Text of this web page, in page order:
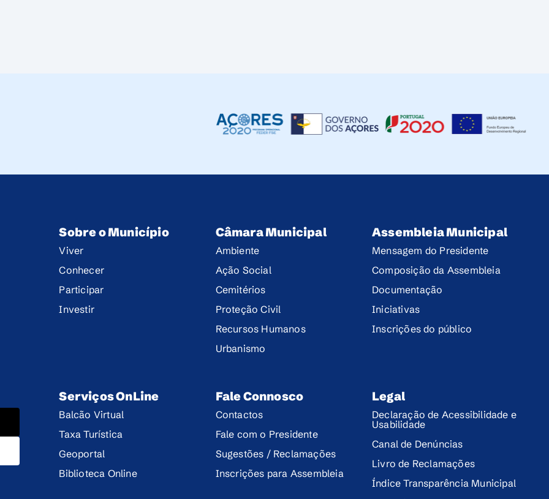
Sobre o Município
Viver
Conhecer
Participar
Investir
Câmara Municipal
Ambiente
Ação Social
Cemitérios
Proteção Civil
Recursos Humanos
Urbanismo
Assembleia Municipal
Mensagem do Presidente
Composição da Assembleia
Documentação
Iniciativas
Inscrições do público
Serviços OnLine
Balcão Virtual
Taxa Turística
Geoportal
Biblioteca Online
Fale Connosco
Contactos
Fale com o Presidente
Sugestões / Reclamações
Inscrições para Assembleia
Legal
Declaração de Acessibilidade e
Usabilidade
Canal de Denúncias
Livro de Reclamações
Índice Transparência Municipal